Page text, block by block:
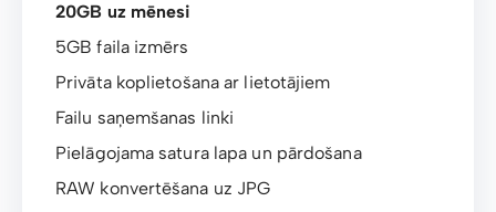
20GB uz mēnesi
5GB faila izmērs
Privāta koplietošana ar lietotājiem
Failu saņemšanas linki
Pielāgojama satura lapa un pārdošana
RAW konvertēšana uz JPG